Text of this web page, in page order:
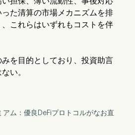
た清算の市場メカニズムを排
これらはいずれもコストを伴
を目的としており、投資助言
い。
アム：優良DeFiプロトコルがなお直